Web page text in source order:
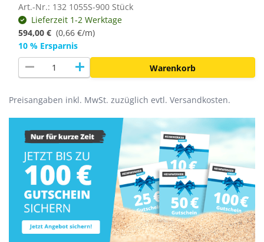
Art.-Nr.: 132 1055S-900 Stück
Lieferzeit 1-2 Werktage
594,00 € (0,66 €/m)
10 % Ersparnis
remove add Warenkorb
Preisangaben inkl. MwSt. zuzüglich evtl. Versandkosten.